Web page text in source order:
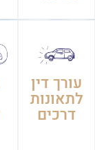
עורך דין
לתאונות
דרכים